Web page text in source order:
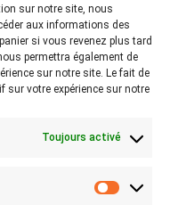
sur notre site, nous
aux informations des
si vous revenez plus tard
permettra également de
sur notre site. Le fait de
sur votre expérience sur notre
Toujours activé
réseaux !
avec le hashtag